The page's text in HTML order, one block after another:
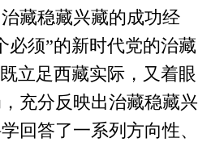
藏稳藏兴藏的成功经
必须”的新时代党的治藏
立足西藏实际，又着眼
充分反映出治藏稳藏兴
回答了一系列方向性、